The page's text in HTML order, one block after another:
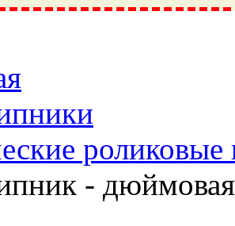
пневматика, метизы, техника,
- дюймовая